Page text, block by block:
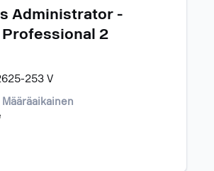
lisätiedot.
Administrator -
2
253 V